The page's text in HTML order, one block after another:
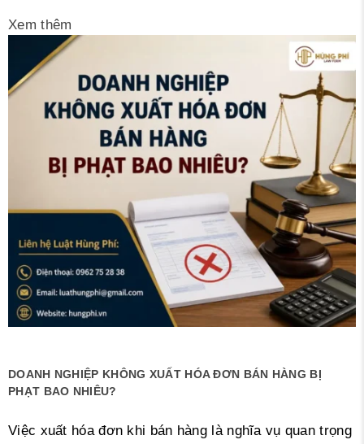
Xem thêm
DOANH NGHIỆP KHÔNG XUẤT HÓA ĐƠN BÁN HÀNG BỊ
PHẠT BAO NHIÊU?
Việc xuất hóa đơn khi bán hàng là nghĩa vụ quan trọng